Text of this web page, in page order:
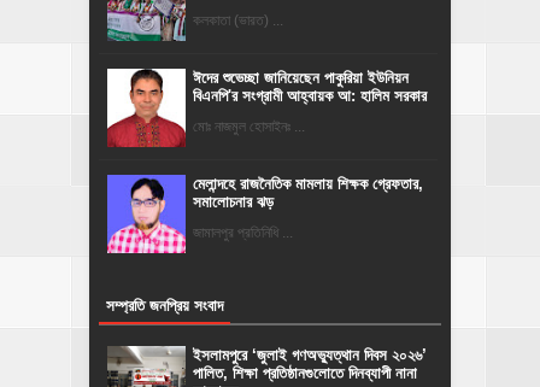
কলকাতা (ভারত) ...
ঈদের শুভেচ্ছা জানিয়েছেন পাকুরিয়া ইউনিয়ন
বিএনপি'র সংগ্রামী আহ্বায়ক আ: হালিম সরকার
মোঃ নাজমুল হোসাইনঃ ...
মেলান্দহে রাজনৈতিক মামলায় শিক্ষক গ্রেফতার,
সমালোচনার ঝড়
জামালপুর প্রতিনিধি ...
সম্প্রতি জনপ্রিয় সংবাদ
‎ইসলামপুরে ‘জুলাই গণঅভ্যুত্থান দিবস ২০২৬’
পালিত, শিক্ষা প্রতিষ্ঠানগুলোতে দিনব্যাপী নানা